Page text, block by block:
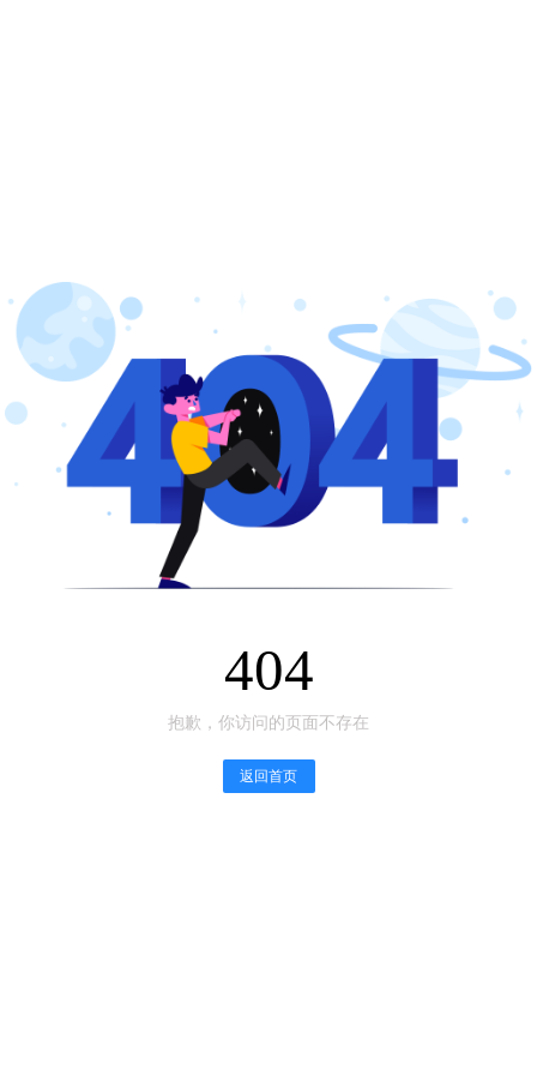
404
抱歉，你访问的页面不存在
返回首页